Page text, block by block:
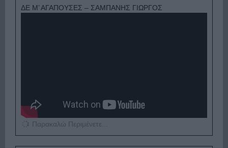
ΔΕ Μ’ ΑΓΑΠΟΥΣΕΣ – ΣΑΜΠΑΝΗΣ ΓΙΩΡΓΟΣ
Παρακαλώ Περιμένετε...